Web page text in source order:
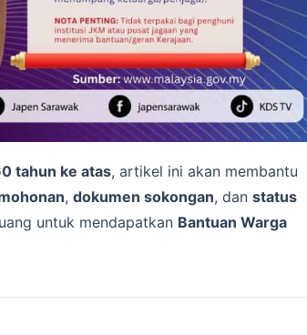
tahun ke atas, artikel ini akan membantu
, dokumen sokongan, dan status
untuk mendapatkan Bantuan Warga